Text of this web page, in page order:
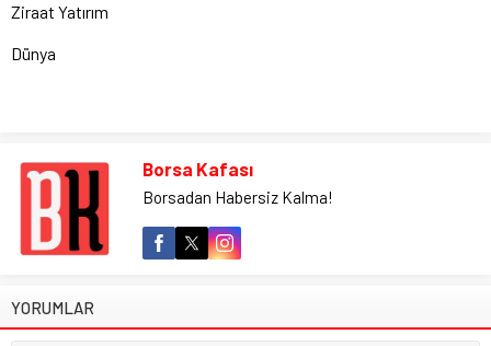
Ziraat Yatırım
Dünya
Borsa Kafası
Borsadan Habersiz Kalma!
YORUMLAR